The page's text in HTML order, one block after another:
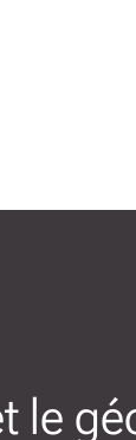
le